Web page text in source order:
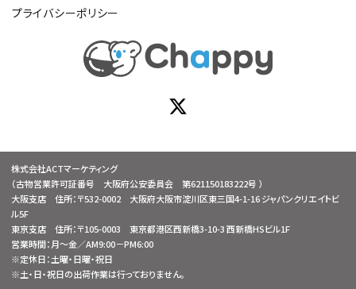
プライバシーポリシー
株式会社ACTマーケティング
（古物営業許可証番号 大阪府公安委員会 第621150183222号 ）
大阪支店 住所：〒532-0002 大阪府大阪市淀川区東三国4-1-16 ジャパンクリエイトビ
ル5F
東京支店 住所：〒105-0003 東京都港区西新橋3-10-3 西新橋HSビル1F
営業時間：月～金／AM9:00－PM6:00
※定休日：土曜・日曜・祝日
※土・日・祝日の出荷作業は行っておりません。